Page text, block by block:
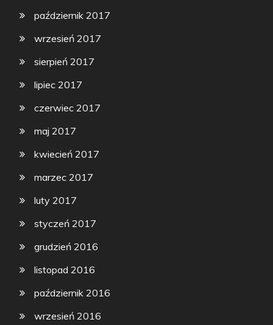
październik 2017
wrzesień 2017
sierpień 2017
lipiec 2017
czerwiec 2017
maj 2017
kwiecień 2017
marzec 2017
luty 2017
styczeń 2017
grudzień 2016
listopad 2016
październik 2016
wrzesień 2016